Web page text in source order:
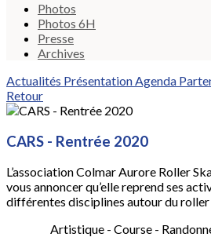
Photos
Photos 6H
Presse
Archives
Actualités PrésentationAgenda
Retour
CARS - Rentrée 2020
L’association Colmar Aurore Roller
vous annoncer qu’elle reprend ses
différentes disciplines autour du roller
Artistique - Course -